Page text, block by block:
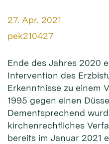
Datum:
27. Apr. 2021
Von:
pek210427
Ende des Jahres 2020
Intervention des
Erkenntnisse zu einem
1995 gegen einen
Dementsprechend
kirchenrechtliches
bereits im Januar 2021